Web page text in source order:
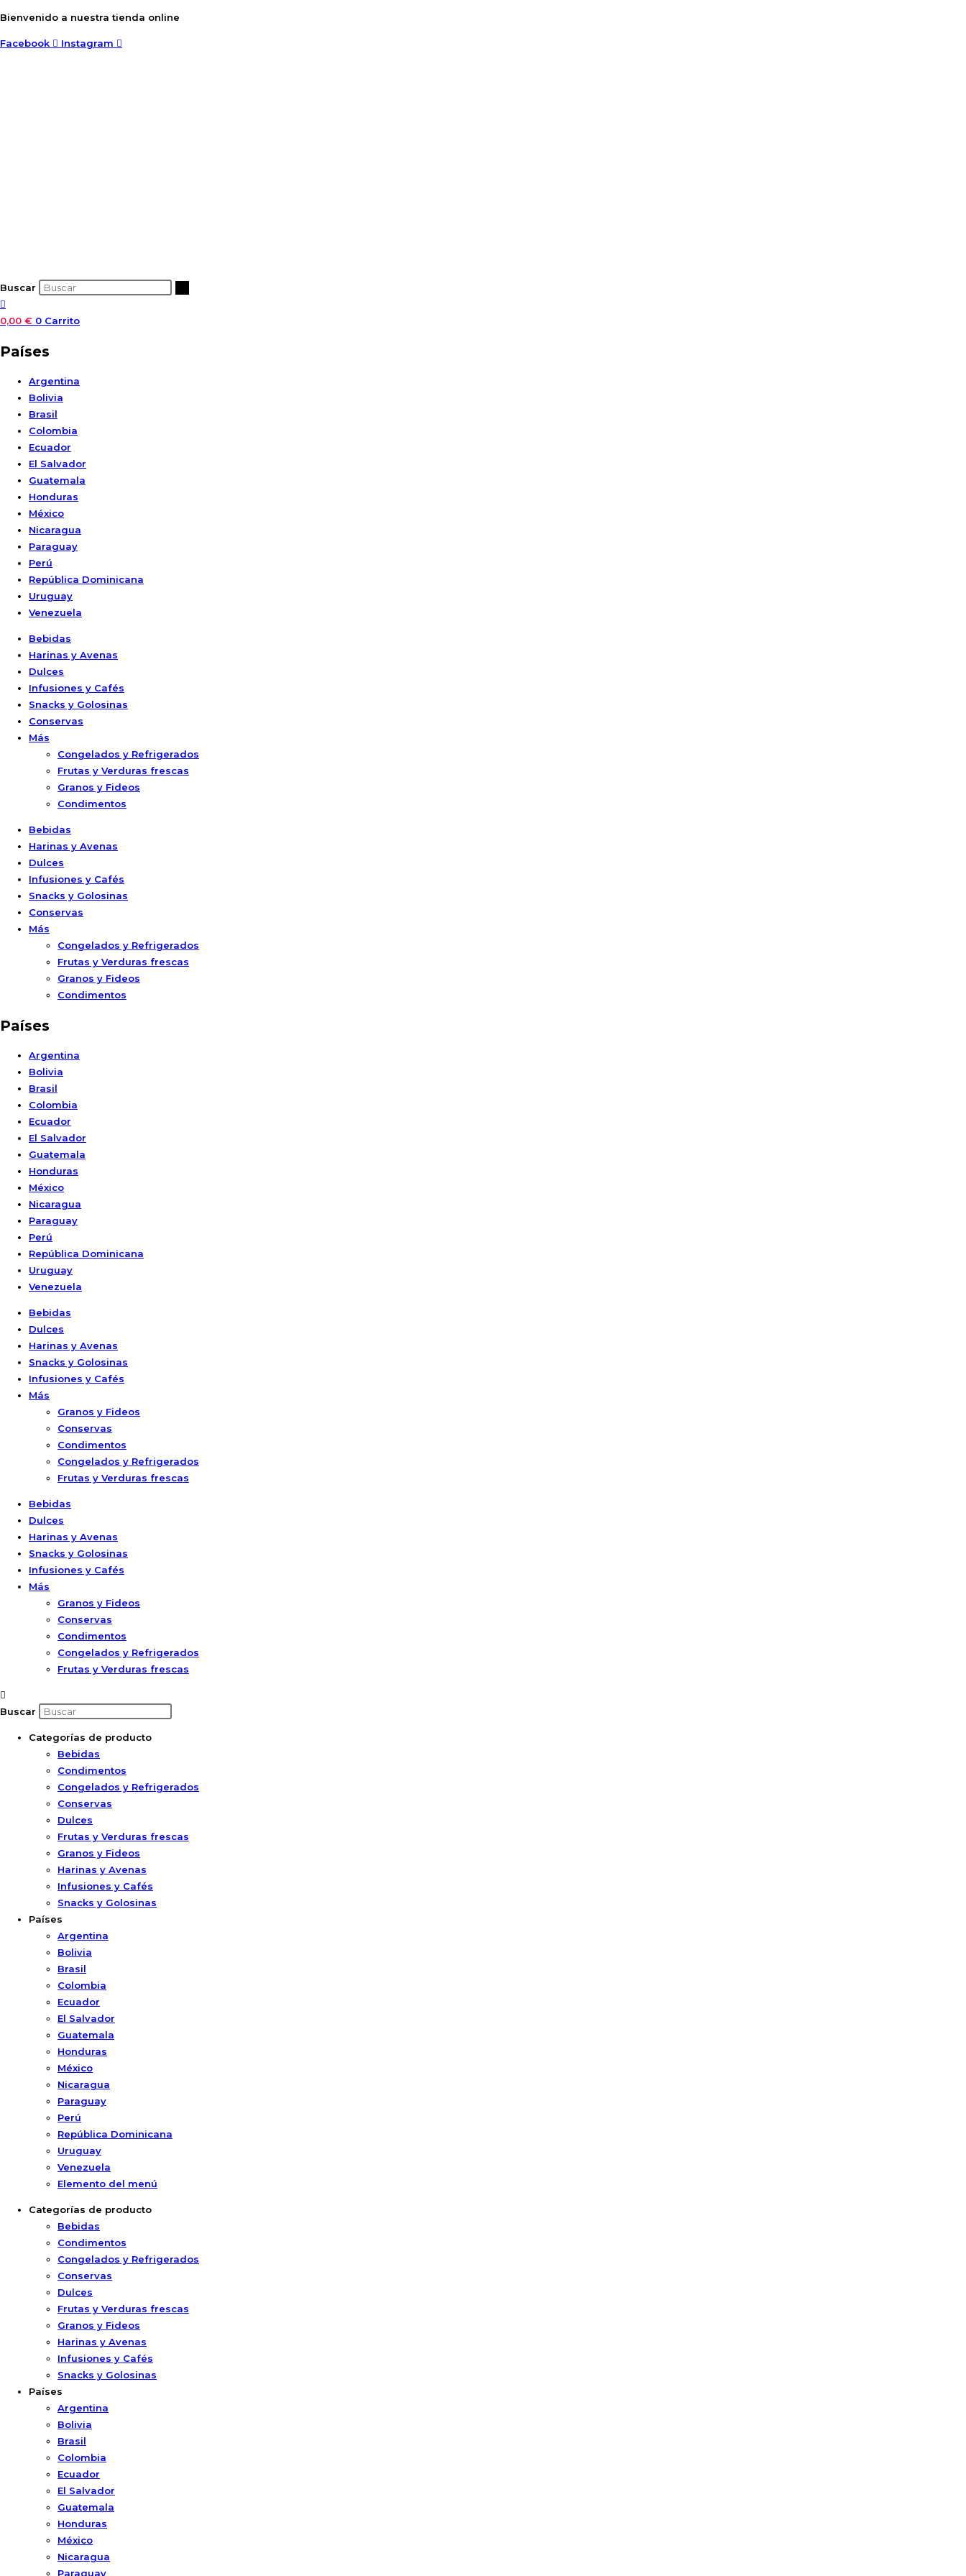
Ir
contenido
Bienvenido a nuestra tienda online
Facebook Instagram
Buscar
0,00 € 0 Carrito
Países
Argentina
Bolivia
Brasil
Colombia
Ecuador
El Salvador
Guatemala
Honduras
México
Nicaragua
Paraguay
Perú
República Dominicana
Uruguay
Venezuela
Bebidas
Harinas y Avenas
Dulces
Infusiones y Cafés
Snacks y Golosinas
Conservas
Más
Congelados y Refrigerados
Frutas y Verduras frescas
Granos y Fideos
Condimentos
Bebidas
Harinas y Avenas
Dulces
Infusiones y Cafés
Snacks y Golosinas
Conservas
Más
Congelados y Refrigerados
Frutas y Verduras frescas
Granos y Fideos
Condimentos
Países
Argentina
Bolivia
Brasil
Colombia
Ecuador
El Salvador
Guatemala
Honduras
México
Nicaragua
Paraguay
Perú
República Dominicana
Uruguay
Venezuela
Bebidas
Dulces
Harinas y Avenas
Snacks y Golosinas
Infusiones y Cafés
Más
Granos y Fideos
Conservas
Condimentos
Congelados y Refrigerados
Frutas y Verduras frescas
Bebidas
Dulces
Harinas y Avenas
Snacks y Golosinas
Infusiones y Cafés
Más
Granos y Fideos
Conservas
Condimentos
Congelados y Refrigerados
Frutas y Verduras frescas
Buscar
Categorías de producto
Bebidas
Condimentos
Congelados y Refrigerados
Conservas
Dulces
Frutas y Verduras frescas
Granos y Fideos
Harinas y Avenas
Infusiones y Cafés
Snacks y Golosinas
Países
Argentina
Bolivia
Brasil
Colombia
Ecuador
El Salvador
Guatemala
Honduras
México
Nicaragua
Paraguay
Perú
República Dominicana
Uruguay
Venezuela
Elemento del menú
Categorías de producto
Bebidas
Condimentos
Congelados y Refrigerados
Conservas
Dulces
Frutas y Verduras frescas
Granos y Fideos
Harinas y Avenas
Infusiones y Cafés
Snacks y Golosinas
Países
Argentina
Bolivia
Brasil
Colombia
Ecuador
El Salvador
Guatemala
Honduras
México
Nicaragua
Paraguay